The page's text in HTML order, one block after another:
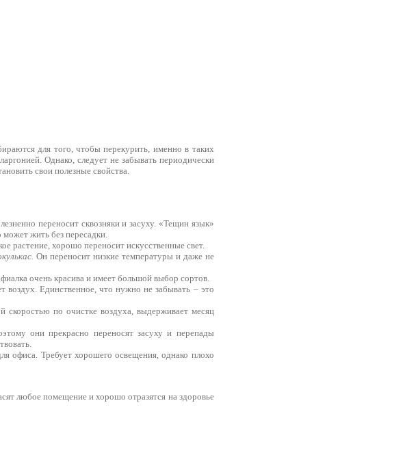
для того, чтобы перекурить, именно в таких
Однако, следует не забывать периодически
свои полезные свойства.
переносит сквозняки и засуху. «Тещин язык»
жить без пересадки.
растение, хорошо переносит искусственные свет.
Он переносит низкие температуры и даже не
очень красива и имеет большой выбор сортов.
воздух. Единственное, что нужно не забывать – это
скоростью по очистке воздуха, выдерживает месяц
они прекрасно переносят засуху и перепады
офиса. Требует хорошего освещения, однако плохо
любое помещение и хорошо отразятся на здоровье